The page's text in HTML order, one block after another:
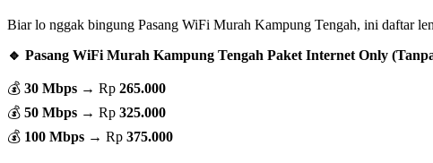
Biar lo nggak bingung Pasang WiFi Murah Kampung Tengah, ini daftar
🔹 Pasang WiFi Murah Kampung Tengah Paket Internet Only
💰 30 Mbps → Rp 265.000
💰 50 Mbps → Rp 325.000
💰 100 Mbps → Rp 375.000